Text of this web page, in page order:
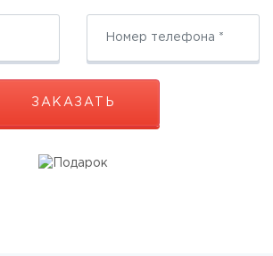
ЗАКАЗАТЬ